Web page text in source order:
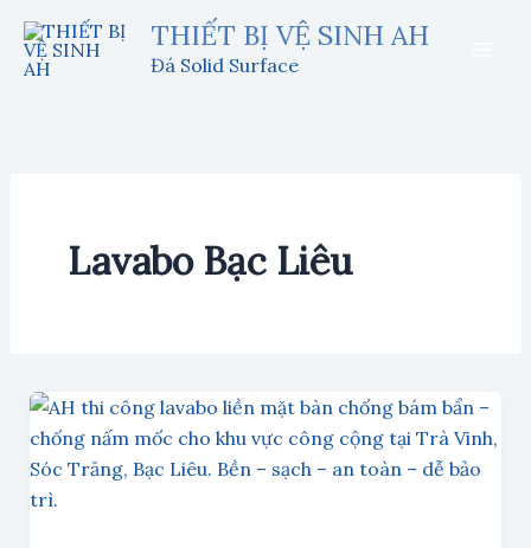
nội
THIẾT BỊ VỆ SINH AH
Đá Solid Surface
Lavabo Bạc Liêu